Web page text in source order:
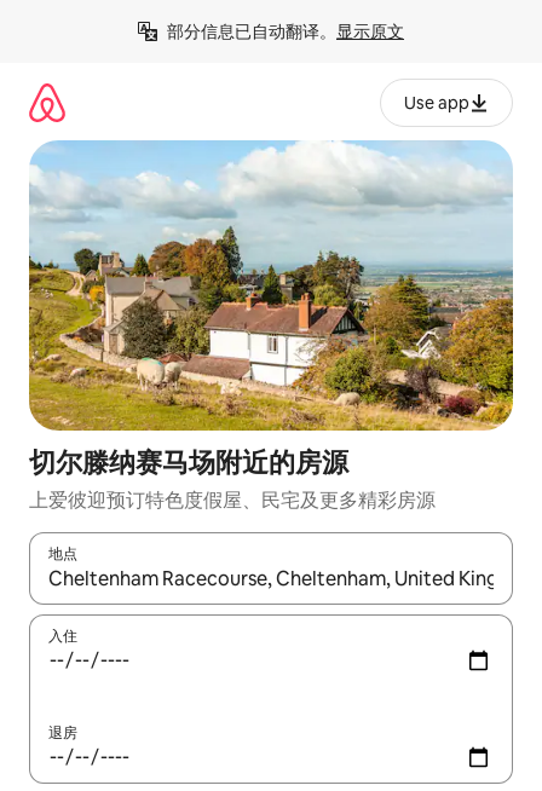
部分信息已自动翻译。 显示原文
Use app
切尔滕纳赛马场附近的房源
上爱彼迎预订特色度假屋、民宅及更多精彩房源
地点
如有搜索结果，请使用上下方向键查看，或通过点击或滑动手势
入住
退房